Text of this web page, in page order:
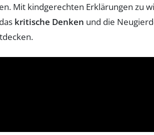
Mit kindgerechten Erklärungen zu
kritische Denken und die